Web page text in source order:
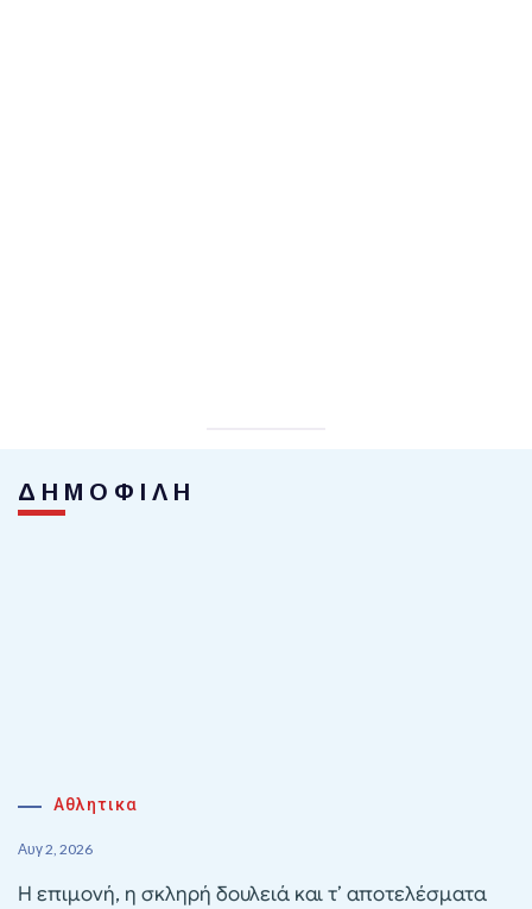
ΔΗΜΟΦΙΛΗ
Αθλητικα
Αυγ 2, 2026
Η επιμονή, η σκληρή δουλειά και τ’ αποτελέσματα